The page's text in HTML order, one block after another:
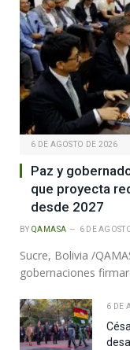
6 DE AGOSTO DE 2026
Paz y
que proyecta
desde 2027
BY QAMASA 6 DE
Sucre, Bolivia /
gobernaciones
6 DE